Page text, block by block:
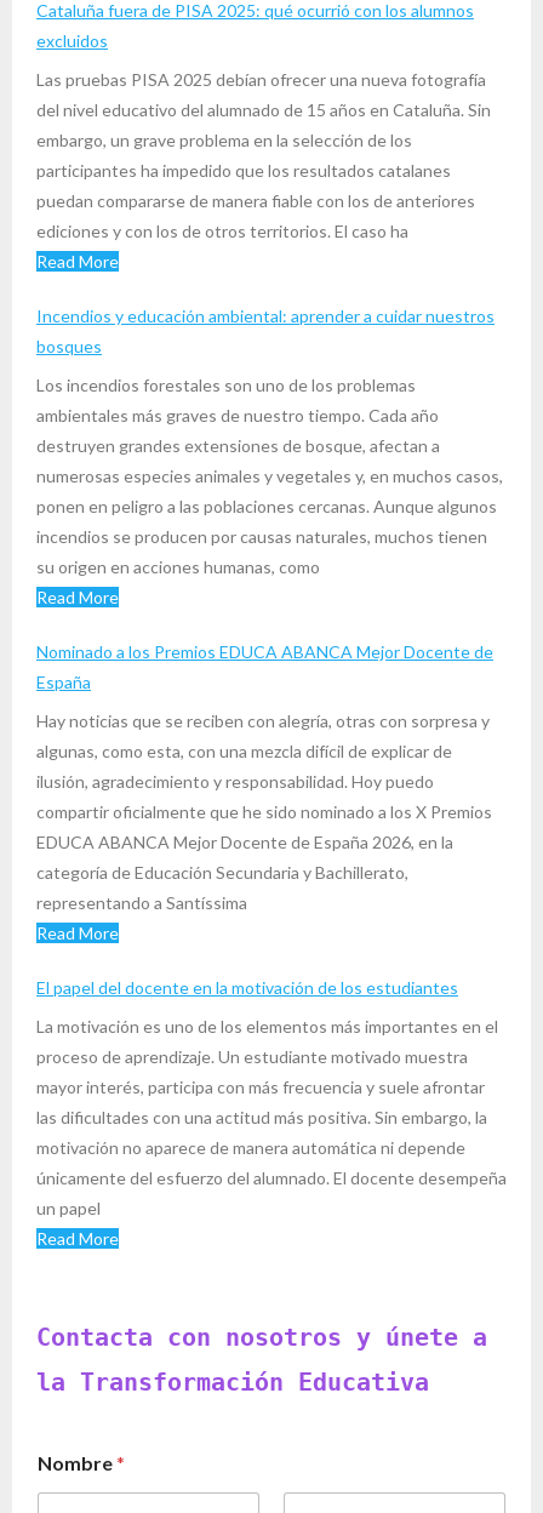
Cataluña fuera de PISA 2025: qué ocurrió con los alumnos
excluidos
Las pruebas PISA 2025 debían ofrecer una nueva fotografía
del nivel educativo del alumnado de 15 años en Cataluña. Sin
embargo, un grave problema en la selección de los
participantes ha impedido que los resultados catalanes
puedan compararse de manera fiable con los de anteriores
ediciones y con los de otros territorios. El caso ha
Read More
Incendios y educación ambiental: aprender a cuidar nuestros
bosques
Los incendios forestales son uno de los problemas
ambientales más graves de nuestro tiempo. Cada año
destruyen grandes extensiones de bosque, afectan a
numerosas especies animales y vegetales y, en muchos casos,
ponen en peligro a las poblaciones cercanas. Aunque algunos
incendios se producen por causas naturales, muchos tienen
su origen en acciones humanas, como
Read More
Nominado a los Premios EDUCA ABANCA Mejor Docente de
España
Hay noticias que se reciben con alegría, otras con sorpresa y
algunas, como esta, con una mezcla difícil de explicar de
ilusión, agradecimiento y responsabilidad. Hoy puedo
compartir oficialmente que he sido nominado a los X Premios
EDUCA ABANCA Mejor Docente de España 2026, en la
categoría de Educación Secundaria y Bachillerato,
representando a Santíssima
Read More
El papel del docente en la motivación de los estudiantes
La motivación es uno de los elementos más importantes en el
proceso de aprendizaje. Un estudiante motivado muestra
mayor interés, participa con más frecuencia y suele afrontar
las dificultades con una actitud más positiva. Sin embargo, la
motivación no aparece de manera automática ni depende
únicamente del esfuerzo del alumnado. El docente desempeña
un papel
Read More
Contacta con nosotros y únete a
la Transformación Educativa
Nombre*